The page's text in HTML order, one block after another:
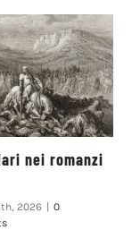
nei romanzi
2026 | 0